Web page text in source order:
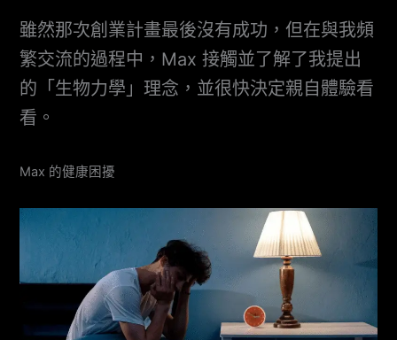
雖然那次創業計畫最後沒有成功，但在與我頻
繁交流的過程中，Max 接觸並了解了我提出
的「生物力學」理念，並很快決定親自體驗看
看。
Max 的健康困擾